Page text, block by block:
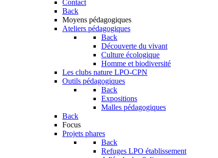
Contact
Back
Moyens pédagogiques
Ateliers pédagogiques
Back
Découverte du vivant
Culture écologique
Homme et biodiversité
Les clubs nature LPO-CPN
Outils pédagogiques
Back
Expositions
Malles pédagogiques
Back
Focus
Projets phares
Back
Refuges LPO établissement